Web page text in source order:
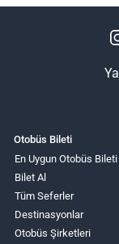
Otobüs Bileti
En Uygun Otobüs Bileti
Bilet Al
Tüm Seferler
Destinasyonlar
Otobüs Şirketleri